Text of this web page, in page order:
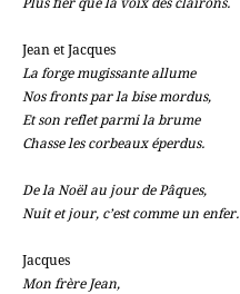
Plus fier que la voix des clairons.
Jean et Jacques
La forge mugissante allume
Nos fronts par la bise mordus,
Et son reflet parmi la brume
Chasse les corbeaux éperdus.
De la Noël au jour de Pâques,
Nuit et jour, c’est comme un enfer.
Jacques
Mon frère Jean,